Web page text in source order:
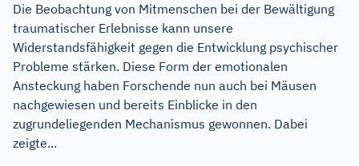
Die Beobachtung von Mitmenschen bei der Bewältigung
traumatischer Erlebnisse kann unsere
Widerstandsfähigkeit gegen die Entwicklung psychischer
Probleme stärken. Diese Form der emotionalen
Ansteckung haben Forschende nun auch bei Mäusen
nachgewiesen und bereits Einblicke in den
zugrundeliegenden Mechanismus gewonnen. Dabei
zeigte...